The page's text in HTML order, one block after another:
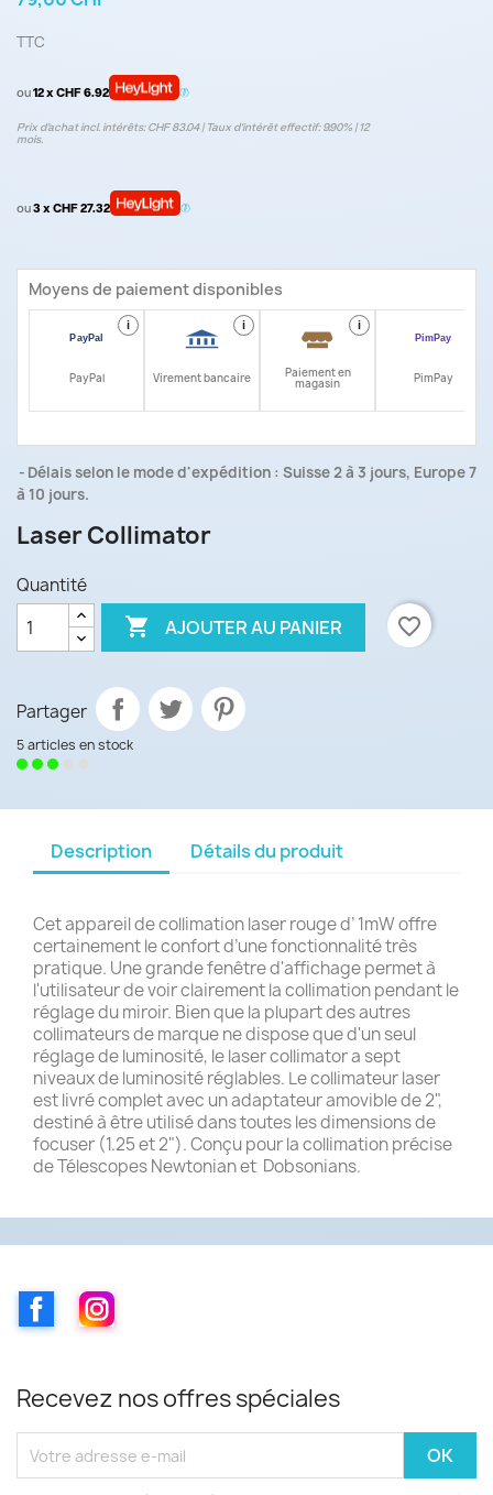
TTC
ou12 x CHF 6.92
Prix d’achat incl. intérêts: CHF 83.04 | Taux d‘intérêt effectif: 9.90% | 12
mois.
ou3 x CHF 27.32
Moyens de paiement disponibles
i
PayPal
i
Virement bancaire
i
Paiement en
magasin PimPay
Délais selon le mode d'expédition : Suisse 2 à 3 jours, Europe 7
à 10 jours.
Laser Collimator
Quantité
 AJOUTER AU PANIER favorite_border
Partager
5 articles en stock
Description Détails du produit
Cet appareil de collimation laser rouge d’ 1mW offre
certainement le confort d’une fonctionnalité très
pratique. Une grande fenêtre d'affichage permet à
l'utilisateur de voir clairement la collimation pendant le
réglage du miroir. Bien que la plupart des autres
collimateurs de marque ne dispose que d'un seul
réglage de luminosité, le laser collimator a sept
niveaux de luminosité réglables. Le collimateur laser
est livré complet avec un adaptateur amovible de 2",
destiné à être utilisé dans toutes les dimensions de
focuser (1.25 et 2"). Conçu pour la collimation précise
de Télescopes Newtonian et Dobsonians.
FacebookInstagram
Recevez nos offres spéciales